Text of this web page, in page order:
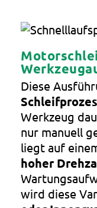
Diese
Werkzeug
nur manuell
liegt auf
hoher
wird diese